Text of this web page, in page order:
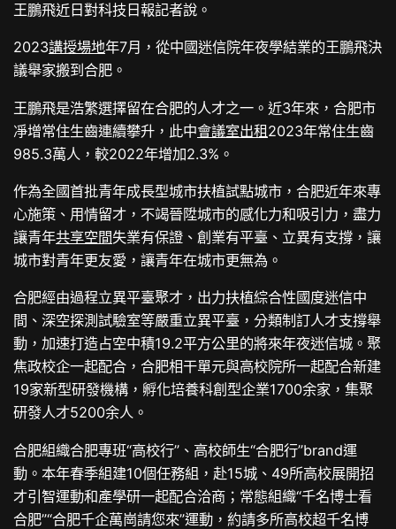
王鵬飛近日對科技日報記者說。
2023講授場地年7月，從中國迷信院年夜學結業的王鵬飛決
議舉家搬到合肥。
王鵬飛是浩繁選擇留在合肥的人才之一。近3年來，合肥市
凈增常住生齒連續攀升，此中會議室出租2023年常住生齒
985.3萬人，較2022年增加2.3%。
作為全國首批青年成長型城市扶植試點城市，合肥近年來專
心施策、用情留才，不竭晉陞城市的感化力和吸引力，盡力
讓青年共享空間失業有保證、創業有平臺、立異有支撐，讓
城市對青年更友愛，讓青年在城市更無為。
合肥經由過程立異平臺聚才，出力扶植綜合性國度迷信中
間、深空探測試驗室等嚴重立異平臺，分類制訂人才支撐舉
動，加速打造占空中積19.2平方公里的將來年夜迷信城。聚
焦政校企一起配合，合肥相干單元與高校院所一起配合新建
19家新型研發機構，孵化培養科創型企業1700余家，集聚
研發人才5200余人。
合肥組織合肥專班“高校行”、高校師生“合肥行”brand運
動。本年春季組建10個任務組，赴15城、49所高校展開招
才引智運動和產學研一起配合洽商；常態組織“千名博士看
合肥”“合肥千企萬崗請您來”運動，約請多所高校超千名博